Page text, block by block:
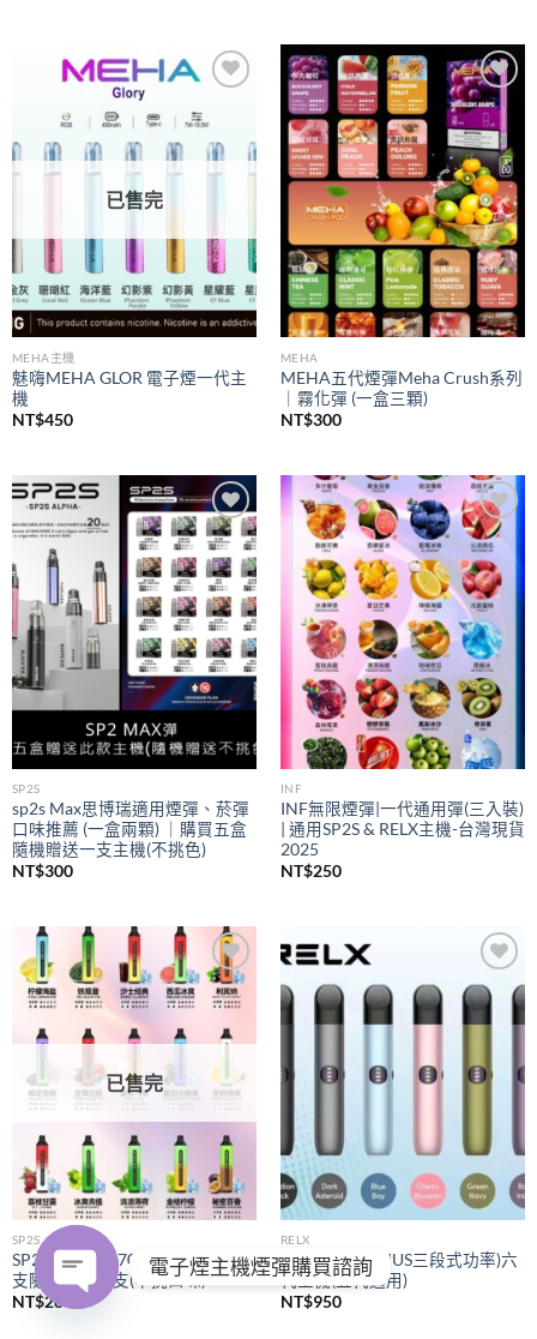
wishlist
已售完
MEHA主機
魅嗨MEHA GLOR 電子煙一代主
機
NT$450
Add to
wishlist
MEHA
MEHA五代煙彈Meha Crush系列
｜霧化彈 (一盒三顆)
NT$300
Add to
wishlist
SP2S
sp2s Max思博瑞適用煙彈、菸彈
口味推薦 (一盒兩顆) ｜購買五盒
隨機贈送一支主機(不挑色)
NT$300
Add to
wishlist
INF
INF無限煙彈|一代通用彈(三入裝)
| 通用SP2S & RELX主機-台灣現貨
2025
NT$250
Add to
wishlist
已售完
SP2S
SP2S拋棄式
7000口｜購買五
支隨機贈送一支(不挑口味)
NT$280
Add to
wishlist
RELX
RELX悅刻
(PIUS三段式功率)六
代主機(五代通用)
NT$950
電子煙主機煙彈購買諮詢